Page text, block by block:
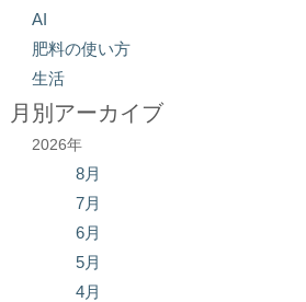
AI
肥料の使い方
生活
月別アーカイブ
2026年
8月
7月
6月
5月
4月